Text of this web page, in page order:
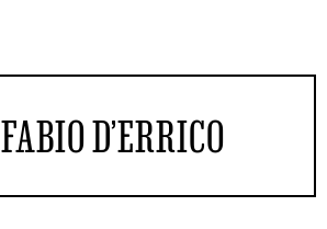
FABIO D’ERRICO